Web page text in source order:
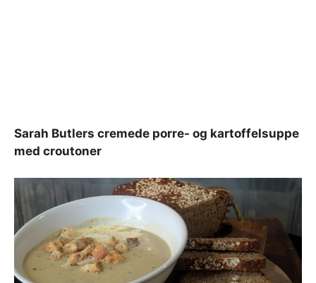
Sarah Butlers cremede porre- og kartoffelsuppe
med croutoner